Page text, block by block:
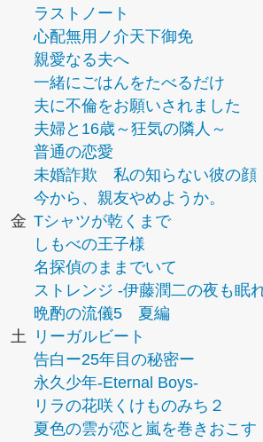
ラストノート
心配無用ノ介天下御免
親愛なる夫へ
一緒にごはんをたべるだけ
夫に不倫をお願いされました
夫婦と16歳～狂気の隣人～
普通の恋愛
未婚詐欺 私の知らない彼の顔
今から、親友やめようか。
金 Tシャツが乾くまで
しもべの王子様
名探偵のままでいて
ストレンジ -伊藤潤二の夜も眠
晩酌の流儀5 夏編
土
リーガルビート
告白ー25年目の秘密ー
永久少年-Eternal Boys-
リラの花咲くけものみち２
夏色の雲が恋と嵐を巻きおこす